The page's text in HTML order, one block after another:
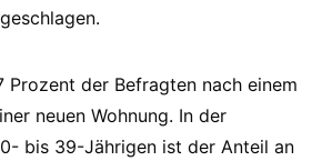
Prozent der Befragten nach einem
neuen Wohnung. In der
bis 39-Jährigen ist der Anteil an